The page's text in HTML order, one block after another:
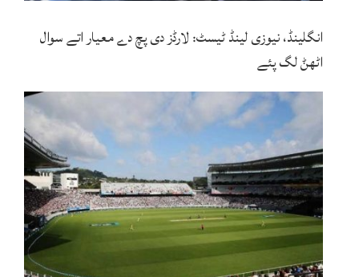
انگلینڈ، نیوزی لینڈ ٹیسٹ: لارڈز دی پچ دے معیار اتے سوال
اٹھݨ لگ پئے